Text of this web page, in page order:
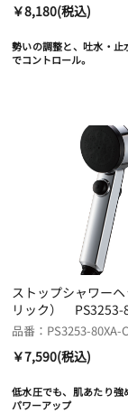
￥8,180(税込)
勢いの調整と、吐水・止
でコントロール。
ストップシャワー
リック） PS3253-
品番：PS3253-80XA-
￥7,590(税込)
低水圧でも、肌あたり強
パワーアップ